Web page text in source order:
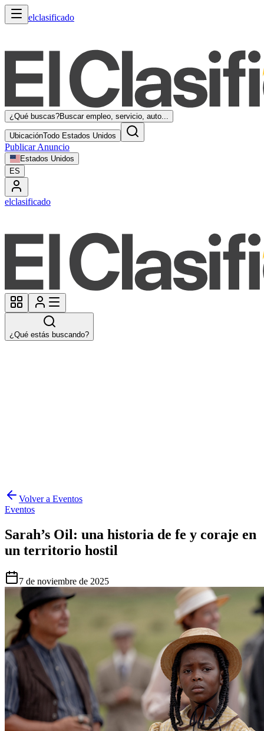
elclasificado
¿Qué buscas?Buscar empleo, servicio, auto...
UbicaciónTodo Estados Unidos
Publicar Anuncio
Estados Unidos
ES
elclasificado
¿Qué estás buscando?
Volver a Eventos
Eventos
Sarah’s Oil: una historia de fe y coraje en
un territorio hostil
7 de noviembre de 2025